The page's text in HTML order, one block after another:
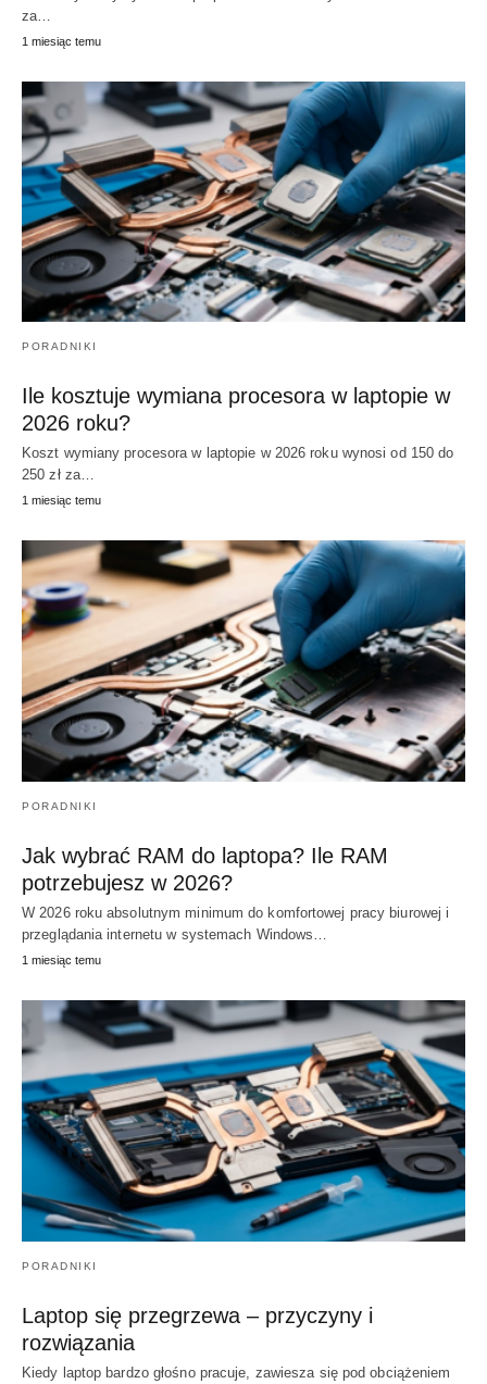
za…
1 miesiąc temu
PORADNIKI
Ile kosztuje wymiana procesora w laptopie w
2026 roku?
Koszt wymiany procesora w laptopie w 2026 roku wynosi od 150 do
250 zł za…
1 miesiąc temu
PORADNIKI
Jak wybrać RAM do laptopa? Ile RAM
potrzebujesz w 2026?
W 2026 roku absolutnym minimum do komfortowej pracy biurowej i
przeglądania internetu w systemach Windows…
1 miesiąc temu
PORADNIKI
Laptop się przegrzewa – przyczyny i
rozwiązania
Kiedy laptop bardzo głośno pracuje, zawiesza się pod obciążeniem